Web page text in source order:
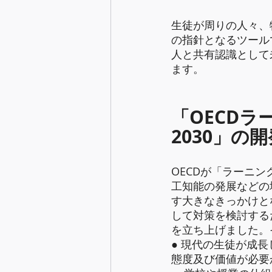
生徒が周りの人々
の指針となるツー
人と共有認識とし
ます。
「OECD
2030」の
OECDが「ラーニ
工知能の発展など
す大きなきっかけ
して対策を検討す
を立ち上げました
● 現代の生徒が成
態度及び価値が必